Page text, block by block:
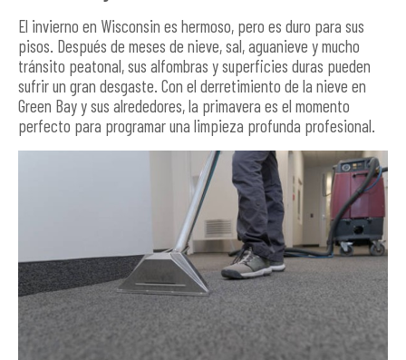
El invierno en Wisconsin es hermoso, pero es duro para sus
pisos. Después de meses de nieve, sal, aguanieve y mucho
tránsito peatonal, sus alfombras y superficies duras pueden
sufrir un gran desgaste. Con el derretimiento de la nieve en
Green Bay y sus alrededores, la primavera es el momento
perfecto para programar una limpieza profunda profesional.